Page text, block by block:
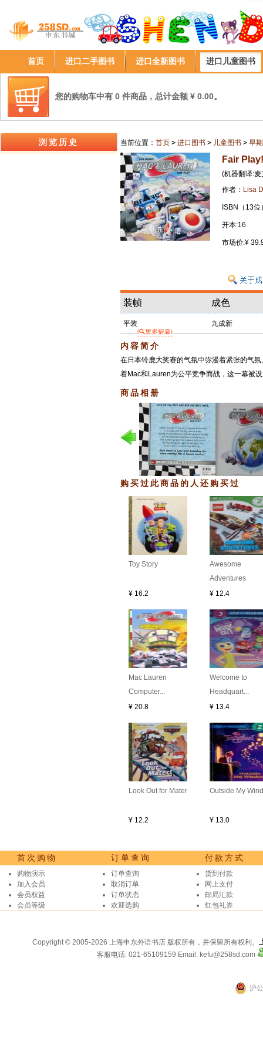
首页 进口二手图书 进口全新图书 进口儿童图书
您的购物车中有 0 件商品，总计金额 ¥ 0.00。
浏览历史 当前位置： 首页 > 进口图书 > 儿童图书 > 早
Fair
(机器翻译:
作者： Lisa
ISBN（13
开本:16
市场价:¥
装帧 成色
平装 九成新
内容简介
在日本铃鹿大奖赛的气氛中弥漫着紧张的气
着Mac和Lauren为公平竞争而战，这一幕被
商品相册
购买过此商品的人还购买过
Toy Story
¥ 16.2
Awesome
Adventures
¥ 12.4
Mac Lauren
Computer...
¥ 20.8
Welcome to
Headquart...
¥ 13.4
Look Out for Mater
¥ 12.2
Outside My
¥ 13.0
首次购物
购物演示
加入会员
会员权益
会员等级
订单查询
订单查询
取消订单
订单状态
欢迎选购
付款方式
货到付款
网上支付
邮局汇款
红包礼券
Copyright © 2005-2026 上海申东外语书店 版权所有，并保留所有权利。
客服电话: 021-65109159 Email: kefu@258sd.com
沪